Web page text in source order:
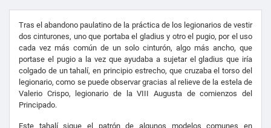
Tras el abandono paulatino de la práctica de los legionarios de vestir
dos cinturones, uno que portaba el gladius y otro el pugio, por el uso
cada vez más común de un solo cinturón, algo más ancho, que
portase el pugio a la vez que ayudaba a sujetar el gladius que iría
colgado de un tahalí, en principio estrecho, que cruzaba el torso del
legionario, como se puede observar gracias al relieve de la estela de
Valerio Crispo, legionario de la VIII Augusta de comienzos del
Principado.
Este tahalí sigue el patrón de algunos modelos comunes en